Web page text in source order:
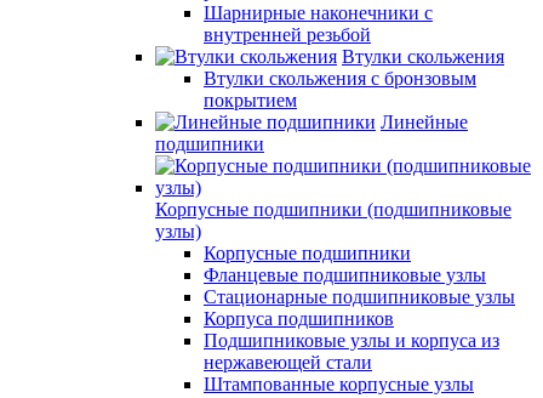
Шарнирные наконечники с
внутренней резьбой
Втулки скольжения
Втулки скольжения с бронзовым
покрытием
Линейные
подшипники
Корпусные подшипники (подшипниковые
узлы)
Корпусные подшипники
Фланцевые подшипниковые узлы
Стационарные подшипниковые узлы
Корпуса подшипников
Подшипниковые узлы и корпуса из
нержавеющей стали
Штампованные корпусные узлы